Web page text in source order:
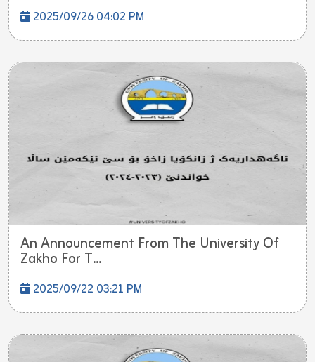
2025/09/26 04:02 PM
An Announcement From The University Of
Zakho For T...
2025/09/22 03:21 PM